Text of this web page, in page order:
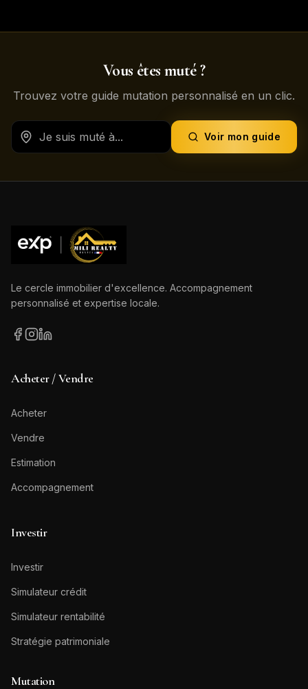
Vous êtes muté ?
Trouvez votre guide mutation personnalisé en un clic.
Voir mon guide
Le cercle immobilier d'excellence. Accompagnement
personnalisé et expertise locale.
Acheter / Vendre
Acheter
Vendre
Estimation
Accompagnement
Investir
Investir
Simulateur crédit
Simulateur rentabilité
Stratégie patrimoniale
Mutation